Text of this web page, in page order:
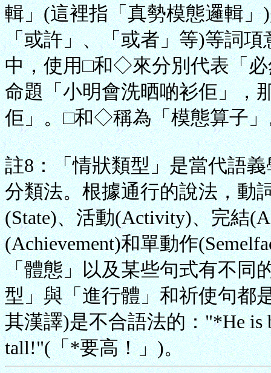
輯」(這裡指「真勢模態邏輯
「或許」、「或者」等)等詞
中，使用□和◇來分別代表「
命題「小明會洗晒啲衫佢」，
佢」。□和◇稱為「模態算子
註8：「情狀類型」是當代語
分類法。根據通行的說法，動
(State)、活動(Activity)、完結
(Achievement)和單動作
「體態」以及某些句式有不同
型」與「進行體」和祈使句都
其漢譯)是不合語法的："*He
tall!"(「*要高！」)。